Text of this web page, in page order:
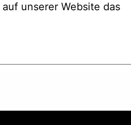
unserer Website das